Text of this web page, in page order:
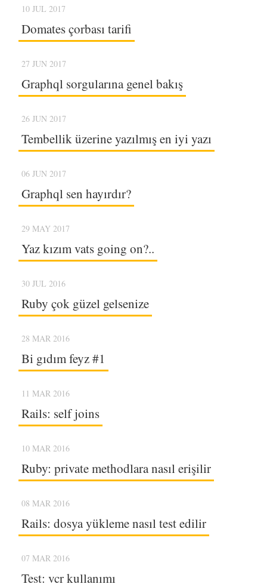
10 JUL 2017
Domates çorbası tarifi
27 JUN 2017
Graphql sorgularına genel bakış
26 JUN 2017
Tembellik üzerine yazılmış en iyi yazı
06 JUN 2017
Graphql sen hayırdır?
29 MAY 2017
Yaz kızım vats going on?..
30 JUL 2016
Ruby çok güzel gelsenize
28 MAR 2016
Bi gıdım feyz #1
11 MAR 2016
Rails: self joins
10 MAR 2016
Ruby: private methodlara nasıl erişilir
08 MAR 2016
Rails: dosya yükleme nasıl test edilir
07 MAR 2016
Test: vcr kullanımı